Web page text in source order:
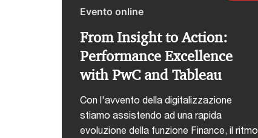
Evento online
From Insight to Action:
Performance Excellence
with PwC and Tableau
Con l'avvento della digitalizzazione
stiamo assistendo ad una rapida
evoluzione della funzione Finance, il ritmo